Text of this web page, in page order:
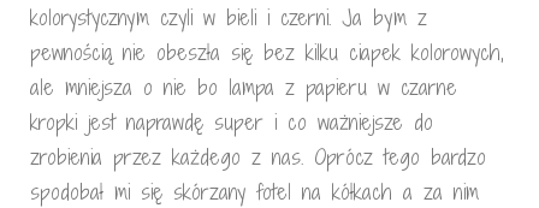
kolorystycznym czyli w bieli i czerni. Ja bym z
pewnością nie obeszła się bez kilku ciapek kolorowych,
ale mniejsza o nie bo lampa z papieru w czarne
kropki jest naprawdę super i co ważniejsze do
zrobienia przez każdego z nas. Oprócz tego bardzo
spodobał mi się skórzany fotel na kółkach a za nim